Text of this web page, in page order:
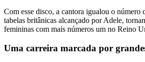
Com esse disco, a cantora igualou o número
tabelas britânicas alcançado por Adele,
femininas com mais números um no Reino
Uma carreira marcada por